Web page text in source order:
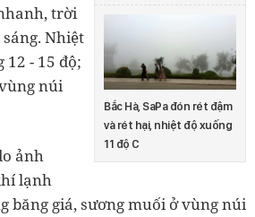
Bắc Hà, SaPa đón rét đậm
và rét hại, nhiệt độ xuống
11 độ C
trời
Nhiệt
- 15 độ;
núi
ảnh
lạnh
băng giá, sương muối ở vùng núi